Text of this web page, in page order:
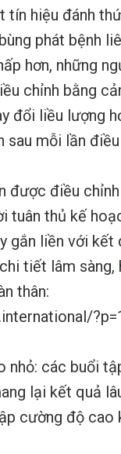
tín hiệu đánh
phát bệnh
hơn, những
chỉnh bằng
đổi liều lượng
sau mỗi lần
được điều
tuân thủ kế
gắn liền với kết
tiết lâm sàng,
thân:
nhỏ: các buổi
lại kết quả
cường độ cao